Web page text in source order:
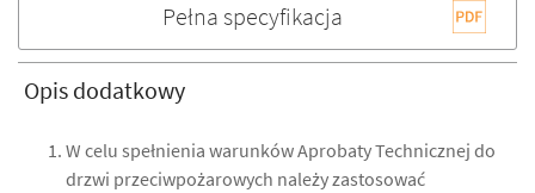
Pełna specyfikacja
Opis dodatkowy
W celu spełnienia warunków Aprobaty Technicznej do
drzwi przeciwpożarowych należy zastosować